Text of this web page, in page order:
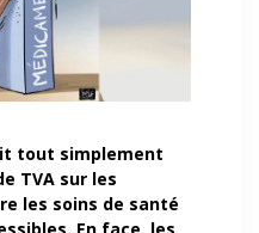
tout simplement
TVA sur les
les soins de santé